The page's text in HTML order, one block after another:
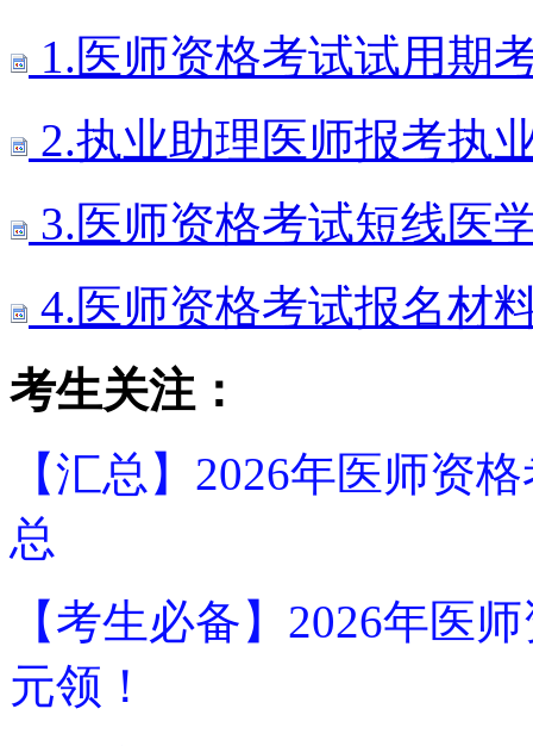
1.医师资格考试试用期
2.执业助理医师报考执
3.医师资格考试短线医
4.医师资格考试报名材
考生关注：
【汇总】2026年医师资
总
【考生必备】2026年医
元领！